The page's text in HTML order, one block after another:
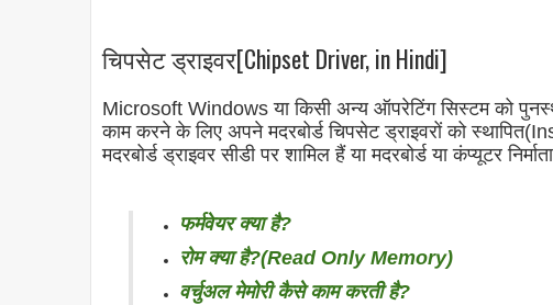
चिपसेट ड्राइवर[Chipset Driver, in Hindi]
Microsoft Windows या किसी अन्य ऑपरेटिंग सिस्टम को
काम करने के लिए अपने मदरबोर्ड चिपसेट ड्राइवरों को
मदरबोर्ड ड्राइवर सीडी पर शामिल हैं या मदरबोर्ड या कंप्यूटर
फर्मवेयर क्या है?
रोम क्या है?(Read Only Memory)
वर्चुअल मेमोरी कैसे काम करती है?